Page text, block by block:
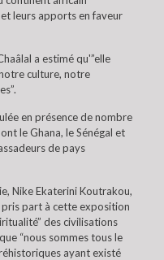
leurs apports en faveur
a estimé qu'”elle
culture, notre
en présence de nombre
le Ghana, le Sénégal et
de pays
Nike Ekaterini Koutrakou,
part à cette exposition
des civilisations
“nous sommes tous le
ayant existé